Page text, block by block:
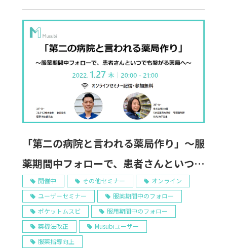
「第二の病院と言われる薬局作り」～服
薬期間中フォローで、患者さんといつで
も繋がる薬局へ～1/27 Web開催
開催中 その他セミナー
オンライン
ユーザーセミナー
服薬期間中のフォロー
ポケットムスビ
服用期間中のフォロー
薬機法改正
Musubiユーザー
服薬指導向上